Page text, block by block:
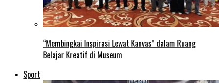
“Membingkai Inspirasi Lewat Kanvas” dalam Ruang
Belajar Kreatif di Museum
Sport